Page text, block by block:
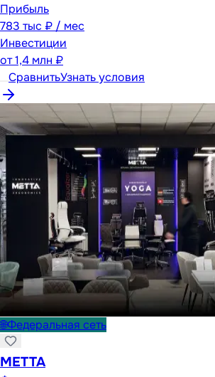
Прибыль
783 тыс ₽ / мес
Инвестиции
от1,4 млн ₽
СравнитьУзнать условия
🌐Федеральная сеть
METTA